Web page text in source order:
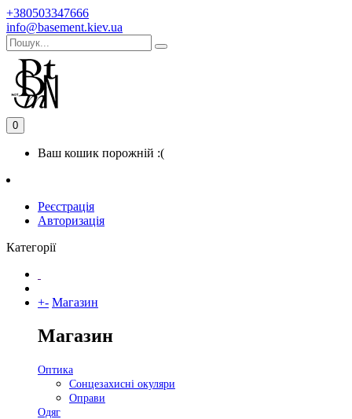
+380503347666
info@basement.kiev.ua
0
Ваш кошик порожній :(
Реєстрація
Авторизація
Категорії
+- Магазин
Магазин
Оптика
Сонцезахисні окуляри
Оправи
Одяг